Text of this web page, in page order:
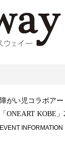
障がい児コラボア
「ONEART KOBE
EVENT INFORMATION